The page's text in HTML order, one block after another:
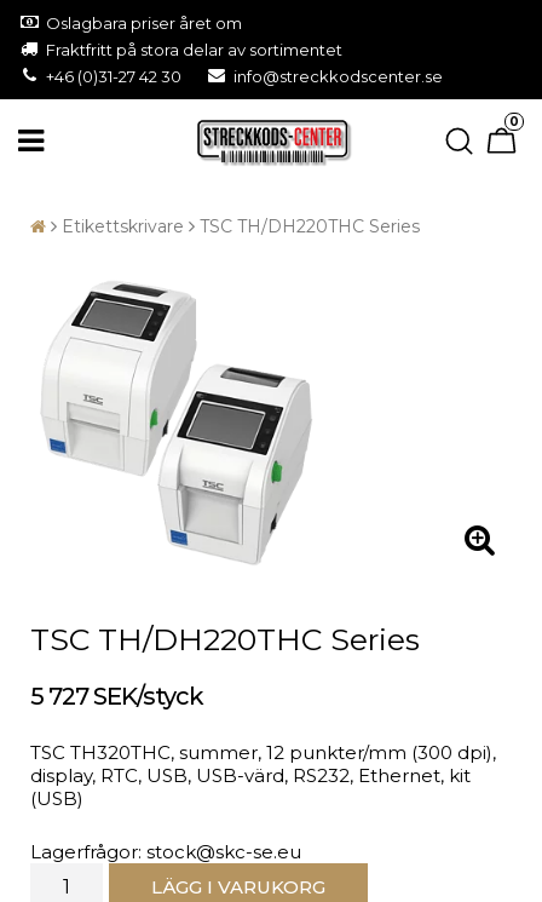
Oslagbara priser året om
Fraktfritt på stora delar av sortimentet
+46 (0)31-27 42 30
info@streckkodscenter.se
0
Etikettskrivare TSC TH/DH220THC Series
TSC TH/DH220THC Series
5 727 SEK/styck
TSC TH320THC, summer, 12 punkter/mm (300 dpi),
display, RTC, USB, USB-värd, RS232, Ethernet, kit
(USB)
Lagerfrågor: stock@skc-se.eu
LÄGG I VARUKORG